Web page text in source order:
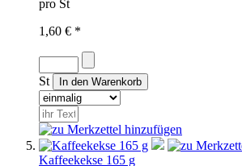
pro St
1,60 € *
St
Kaffeekekse 165 g